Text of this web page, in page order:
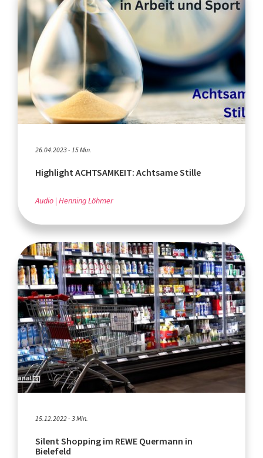
26.04.2023 - 15 Min.
Highlight ACHTSAMKEIT: Achtsame Stille
Audio Henning Löhmer
15.12.2022 - 3 Min.
Silent Shopping im REWE Quermann in
Bielefeld